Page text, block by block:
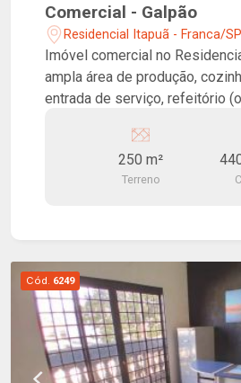
Comercial - Galpão
Residencial Itapuã - Franca/SP
Imóvel comercial no Residencial
ampla área de produção,
entrada de serviço, refeitório
lavabos. Ótima localização.
250 m²
Terreno
Cód. 6249